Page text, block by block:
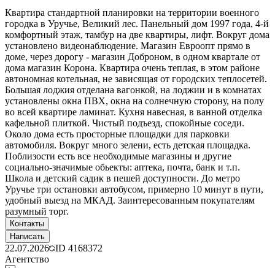
Квартира стандартной планировки на территории военного
городка в Уручье, Великий лес. Панельный дом 1997 года, 4-й
комфортный этаж, тамбур на две квартиры, лифт. Вокруг дома
установлено видеонаблюдение. Магазин Евроопт прямо в
доме, через дорогу - магазин Доброном, в одном квартале от
дома магазин Корона. Квартира очень теплая, в этом районе
автономная котельная, не зависящая от городских теплосетей.
Большая лоджия отделана вагонкой, на лоджии и в комнатах
установлены окна ПВХ, окна на солнечную сторону, на полу
во всей квартире ламинат. Кухня навесная, в ванной отделка
кафельной плиткой. Чистый подъезд, спокойные соседи.
Около дома есть просторные площадки для парковки
автомобиля. Вокруг много зелени, есть детская площадка.
Поблизости есть все необходимые магазины и другие
социально-значимые обьекты: аптека, почта, банк и т.п.
Школа и детский садик в пешей доступности. До метро
Уручье три остановки автобусом, примерно 10 минут в пути,
удобный выезд на МКАД. Заинтересованным покупателям
разумный торг.
Контакты
Написать
22.07.2026 ID 4168372
Агентство